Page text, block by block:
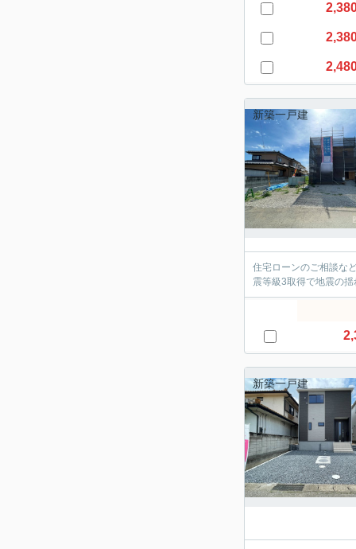
新築一戸建
住宅ローンのご相談な
震等級3取得で地震の
新築一戸建